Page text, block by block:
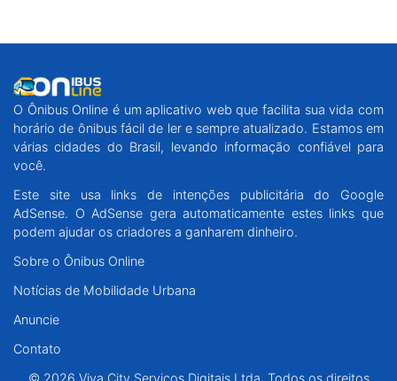
O Ônibus Online é um aplicativo web que facilita sua vida com
horário de ônibus fácil de ler e sempre atualizado. Estamos em
várias cidades do Brasil, levando informação confiável para
você.
Este site usa links de intenções publicitária do Google
AdSense. O AdSense gera automaticamente estes links que
podem ajudar os criadores a ganharem dinheiro.
Sobre o Ônibus Online
Notícias de Mobilidade Urbana
Anuncie
Contato